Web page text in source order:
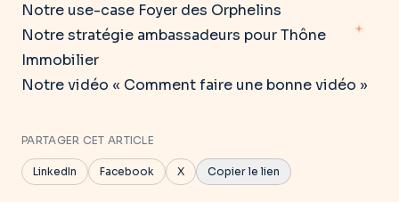
Notre use-case Foyer des Orphelins
Notre stratégie ambassadeurs pour Thône
Immobilier
Notre vidéo « Comment faire une bonne vidéo »
PARTAGER CET ARTICLE
LinkedIn Facebook X Copier le lien